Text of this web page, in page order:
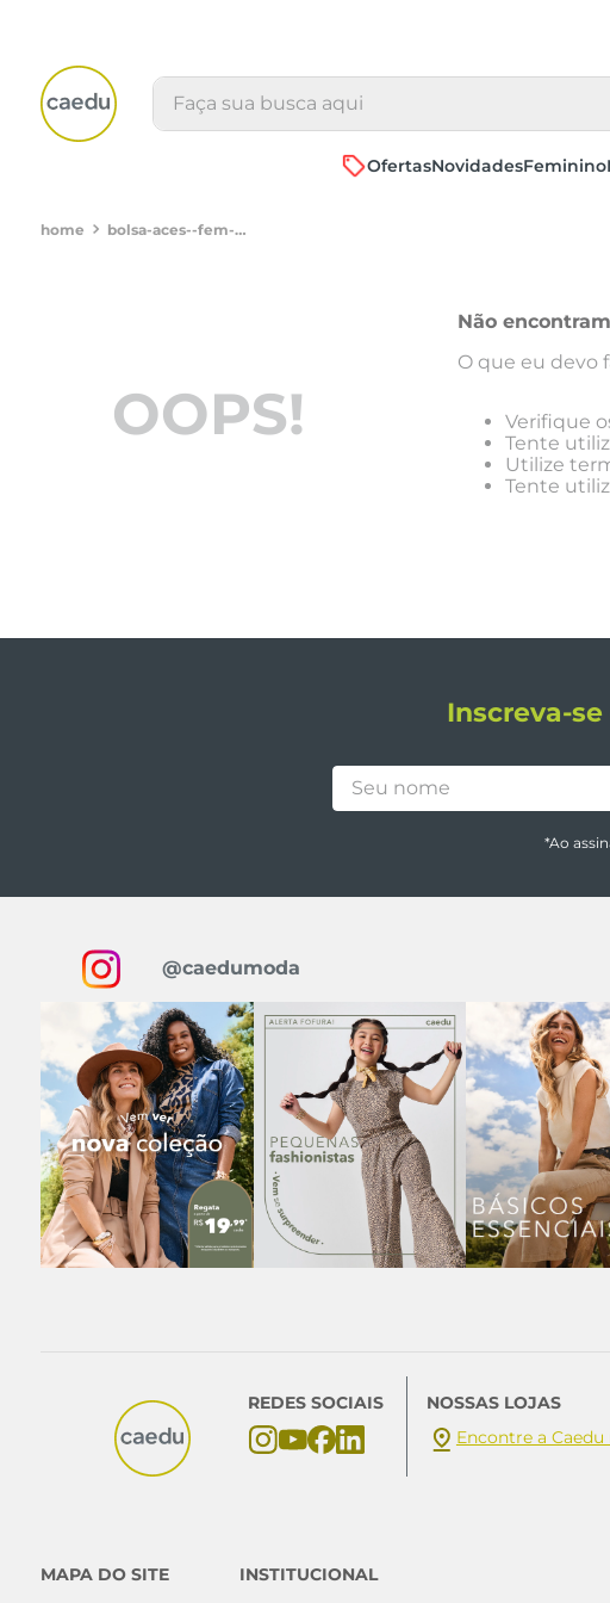
Faça sua busca aqui
OfertasNovidadesFeminino
bolsa-aces--fem-aib-305-b-det--fivela-azazul550605005394
OOPS!
Não
O que eu devo
Verifique
Tente
Utilize
Tente
Inscreva-
*Ao
@caedumoda
REDES SOCIAIS
NOSSAS LOJAS
Encontre a
MAPA DO SITE INSTITUCIONAL